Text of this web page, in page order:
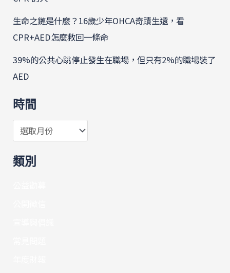
生命之鏈是什麼？16歲少年OHCA奇蹟生還，看
CPR+AED怎麼救回一條命
39%的公共心跳停止發生在職場，但只有2%的職場裝了
AED
時間
類別